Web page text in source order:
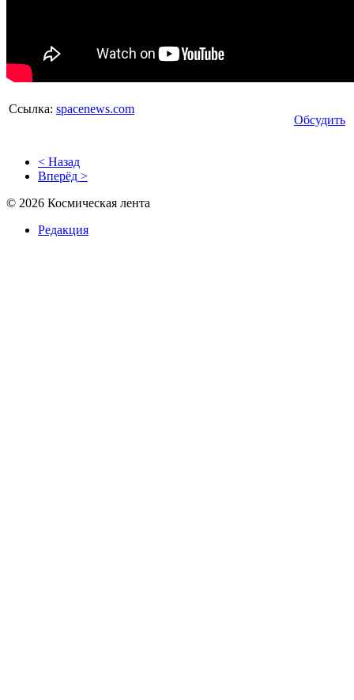
Ссылка: spacenews.com
Обсудить
< Назад
Вперёд >
© 2026 Космическая лента
Редакция